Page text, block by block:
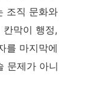
조직 문화와
막이 행정,
를 마지막에
문제가 아니